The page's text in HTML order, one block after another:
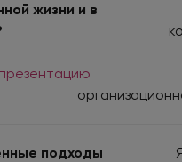
жизни и в
подходы